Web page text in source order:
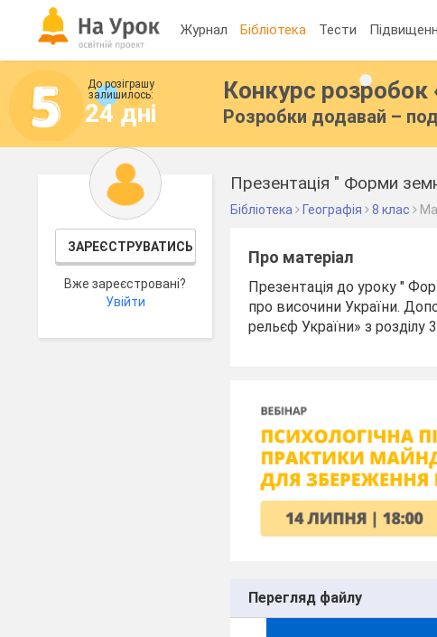
Журнал Бібліотека Тести
До розіграшу
залишилось:
24 дні
Конкурс розробок
Розробки додавай –
ЗАРЕЄСТРУВАТИСЬ
Вже зареєстровані?
Увійти
Презентація " Форми
Бібліотека Географія 8 клас
Про матеріал
Презентація до уроку "
про височини України.
рельєф України» з розділу
Перегляд файлу